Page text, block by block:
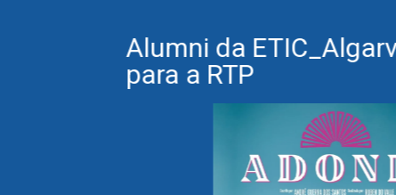
Alumni da
para a RTP